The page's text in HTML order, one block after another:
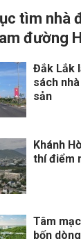
tìm nhà
đường
Đắk Lắk
sách
sản
Khánh
thí điểm
Tâm
bốn